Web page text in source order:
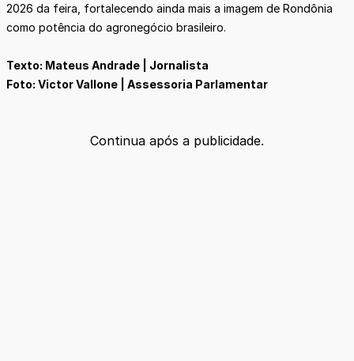
2026 da feira, fortalecendo ainda mais a imagem de Rondônia
como potência do agronegócio brasileiro.
Texto: Mateus Andrade | Jornalista
Foto: Victor Vallone | Assessoria Parlamentar
Continua após a publicidade.